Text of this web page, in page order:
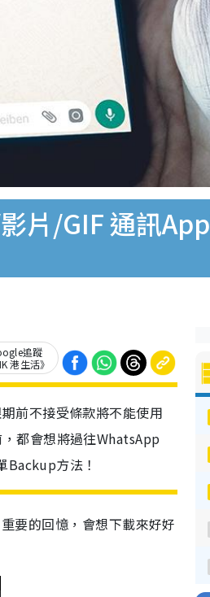
片/GIF 通訊
追蹤
港生活》
前不接受條款將不能使用
都會想將過往WhatsApp
方法！
要的回憶，會想下載來好好